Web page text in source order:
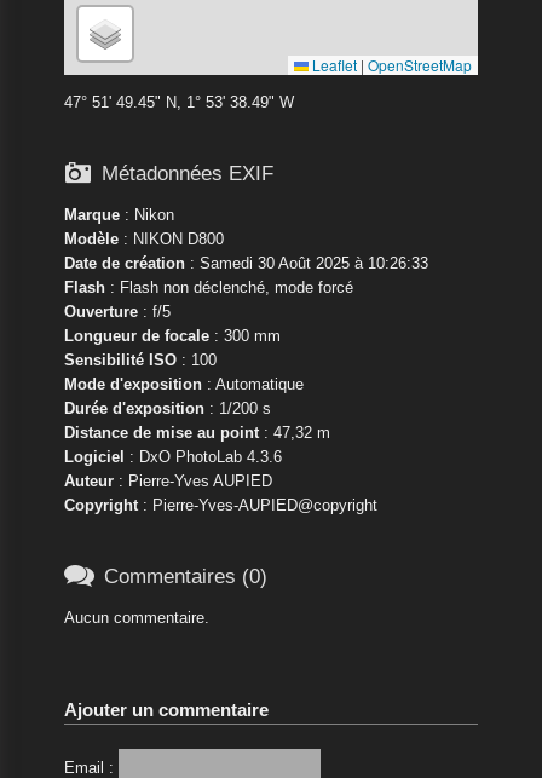
Leaflet | OpenStreetMap
47° 51' 49.45" N, 1° 53' 38.49" W
 Métadonnées EXIF
Marque: Nikon
Modèle: NIKON D800
Date de création: Samedi 30 Août 2025 à 10:26:33
Flash: Flash non déclenché, mode forcé
Ouverture: f/5
Longueur de focale: 300 mm
Sensibilité ISO: 100
Mode d'exposition: Automatique
Durée d'exposition: 1/200 s
Distance de mise au point: 47,32 m
Logiciel : DxO PhotoLab 4.3.6
Auteur: Pierre-Yves AUPIED
Copyright: Pierre-Yves-AUPIED@copyright
 Commentaires (0)
Aucun commentaire.
Ajouter un commentaire
Email :